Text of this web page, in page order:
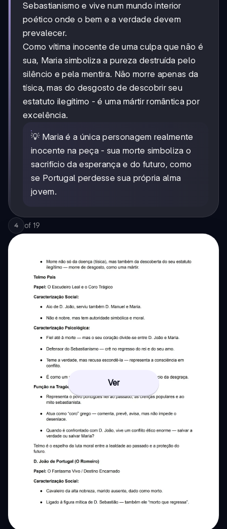
Sebastianismo e vive num mundo interior
poético onde o bem e a verdade devem
prevalecer.
Como vítima inocente de uma culpa que não é
sua, Maria simboliza a pureza destruída pelo
silêncio e pela mentira. Não morre apenas da
tísica, mas do desgosto de descobrir seu
estatuto ilegítimo - é uma mártir romântica por
excelência.
💡 Maria é a única personagem realmente
inocente na peça - sua morte simboliza o
sacrifício da esperança e do futuro, como
se Portugal perdesse sua própria alma
jovem.
4 of 19
Ver